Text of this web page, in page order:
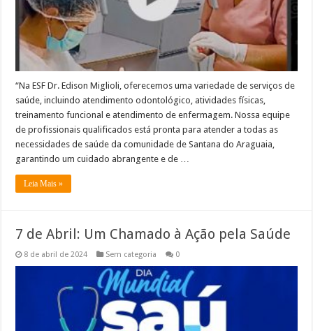
“Na ESF Dr. Edison Miglioli, oferecemos uma variedade de serviços de
saúde, incluindo atendimento odontológico, atividades físicas,
treinamento funcional e atendimento de enfermagem. Nossa equipe
de profissionais qualificados está pronta para atender a todas as
necessidades de saúde da comunidade de Santana do Araguaia,
garantindo um cuidado abrangente e de …
Leia Mais »
7 de Abril: Um Chamado à Ação pela Saúde
8 de abril de 2024 Sem categoria 0